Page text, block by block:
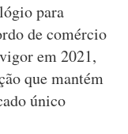
para
de comércio
em 2021,
que mantém
único